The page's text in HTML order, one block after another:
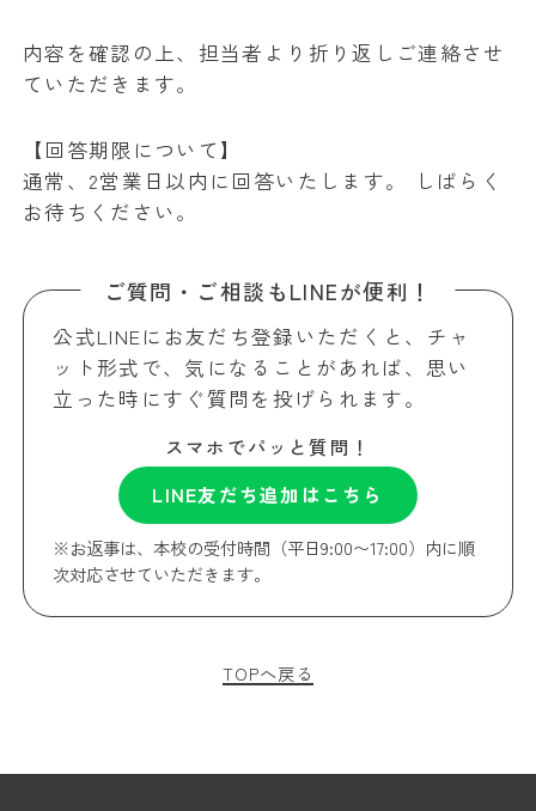
内容を確認の上、担当者より折り返しご連絡させ
ていただきます。
【回答期限について】
通常、2営業日以内に回答いたします。 しばらく
お待ちください。
ご質問・ご相談もLINEが便利！
公式LINEにお友だち登録いただくと、チャ
ット形式で、気になることがあれば、思い
立った時にすぐ質問を投げられます。
スマホでパッと質問！
LINE友だち追加はこちら
※お返事は、本校の受付時間（平日9:00〜17:00）内に順
次対応させていただきます。
TOPへ戻る